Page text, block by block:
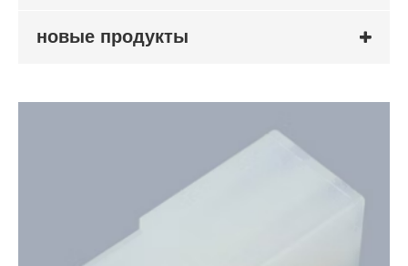
новые продукты